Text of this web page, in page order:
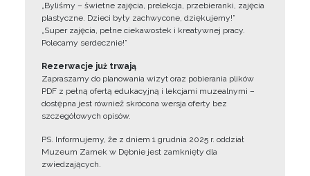
„Byliśmy – świetne zajęcia, prelekcja, przebieranki, zajęcia
plastyczne. Dzieci były zachwycone, dziękujemy!”
„Super zajęcia, pełne ciekawostek i kreatywnej pracy.
Polecamy serdecznie!”
Rezerwacje już trwają
Zapraszamy do planowania wizyt oraz pobierania plików
PDF z pełną ofertą edukacyjną i lekcjami muzealnymi –
dostępna jest również skrócona wersja oferty bez
szczegółowych opisów.
PS. Informujemy, że z dniem 1 grudnia 2025 r. oddział
Muzeum Zamek w Dębnie jest zamknięty dla
zwiedzających.